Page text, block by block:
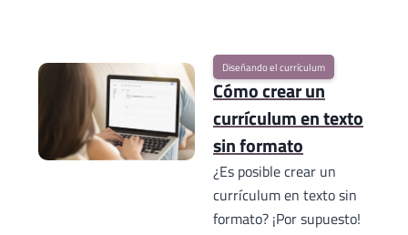
Diseñando el currículum
Cómo crear un
currículum en texto
sin formato
¿Es posible crear un
currículum en texto sin
formato? ¡Por supuesto!